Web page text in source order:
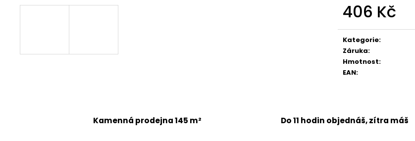
406 Kč
Kategorie:
Záruka:
Hmotnost:
EAN:
Kamenná prodejna 145 m² Do 11 hodin objednáš, zítra máš